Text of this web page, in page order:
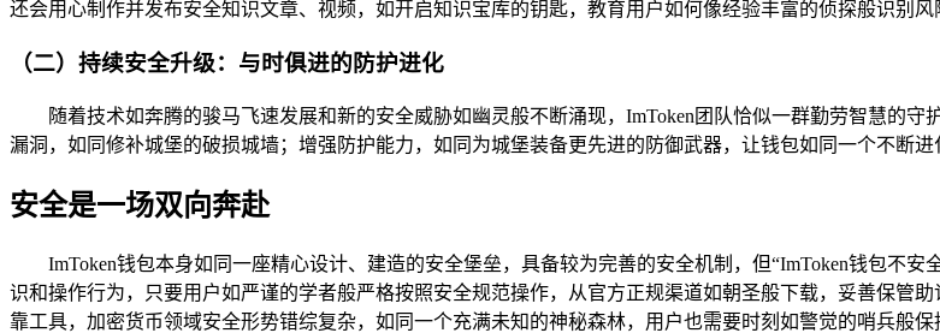
还会用心制作并发布安全知识文章、视频，如开启知识宝库的钥匙，教育用户如何像经验丰富的侦探般识别风
（二）持续安全升级：与时俱进的防护进化
随着技术如奔腾的骏马飞速发展和新的安全威胁如幽灵般不断涌现，ImToken团队恰似一群勤劳智慧的
漏洞，如同修补城堡的破损城墙；增强防护能力，如同为城堡装备更先进的防御武器，让钱包如同一个不断进
安全是一场双向奔赴
ImToken钱包本身如同一座精心设计、建造的安全堡垒，具备较为完善的安全机制，但“ImToken钱包不
识和操作行为，只要用户如严谨的学者般严格按照安全规范操作，从官方正规渠道如朝圣般下载，妥善保管
靠工具，加密货币领域安全形势错综复杂，如同一个充满未知的神秘森林，用户也需要时刻如警觉的哨兵般